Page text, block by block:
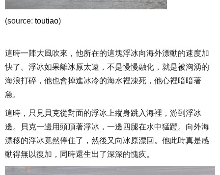
(source: toutiao)
這時一陣大風吹來，他所在的這塊浮冰向海外漂動的速度加
快了。浮冰如果離冰原太遠，不是慢慢融化，就是被洶湧的
海浪打碎，他也會掉進冰冷的海水裡凍死，他心裡暗暗著
急。
這時，只見貝克從對面的浮冰上縱身跳入海裡，游到浮冰
邊。貝克一邊用頭頂著浮冰，一邊四腿在水中猛蹬。向外海
漂移的浮冰竟然停住了，然後又向冰原漂回。他此時真是感
動得無以復加，同時還生出了深深的愧疚。